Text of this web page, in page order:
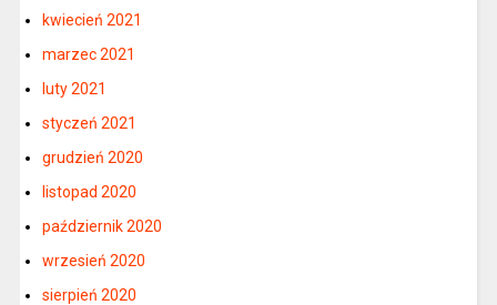
kwiecień 2021
marzec 2021
luty 2021
styczeń 2021
grudzień 2020
listopad 2020
październik 2020
wrzesień 2020
sierpień 2020